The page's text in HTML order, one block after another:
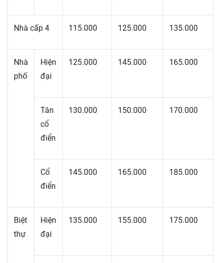
Nhà cấp 4 115.000 125.000 135.000
Nhà
phố
Hiện
đại
125.000 145.000 165.000
Tân
cổ
điển
130.000 150.000 170.000
Cổ
điển
145.000 165.000 185.000
Biệt
thự
Hiện
đại
135.000 155.000 175.000